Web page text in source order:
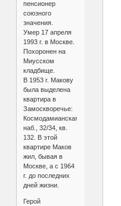
пенсионер
союзного
значения.
Умер 17 апреля
1993 г. в Москве.
Похоронен на
Миусском
кладбище.
В 1953 г. Макову
была выделена
квартира в
Замоскворечье:
Космодамианская
наб., 32/34, кв.
132. В этой
квартире Маков
жил, бывая в
Москве, а с 1964
г. до последних
дней жизни.
Герой